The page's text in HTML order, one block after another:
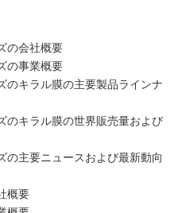
の会社概要
の事業概要
のキラル膜の主要製品ラインナ
のキラル膜の世界販売量および
の主要ニュースおよび最新動向
概要